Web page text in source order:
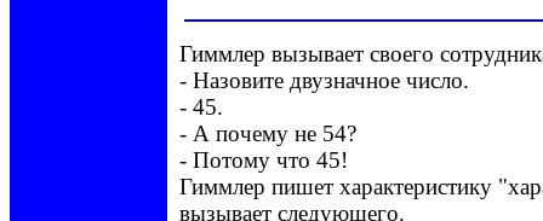
Гиммлер вызывает своего
- Назовите двузначное число.
- 45.
- А почему не 54?
- Потому что 45!
Гиммлер пишет характеристику
вызывает следующего.